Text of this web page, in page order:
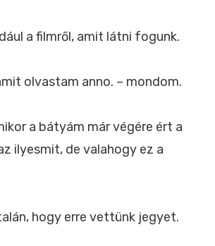
a filmről, amit látni fogunk.
olvastam anno. – mondom.
a bátyám már végére ért a
ilyesmit, de valahogy ez a
hogy erre vettünk jegyet.